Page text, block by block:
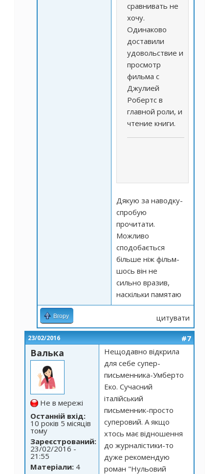
сравнивать не
хочу.
Одинаково
доставили
удовольствие и
просмотр
фильма с
Джулией
Робертс в
главной роли, и
чтение книги.
Дякую за наводку-
спробую
прочитати.
Можливо
сподобається
більше ніж фільм-
шось він не
сильно вразив,
наскільки памятаю
Вгору цитувати
23/02/2016 #7
Валька
Не в мережі
Останній вхід:
10 років 5 місяців
тому
Зареєстрований:
23/02/2016 -
21:55
Матеріали: 4
Нещодавно відкрила
для себе супер-
письменника-Умберто
Еко. Сучасний
італійський
письменник-просто
суперовий. А якщо
хтось має відношення
до журналістики-то
дуже рекомендую
роман "Нульовий